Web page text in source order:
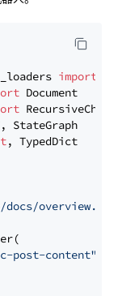
import
, TypedDict
overview.md"
post-content"